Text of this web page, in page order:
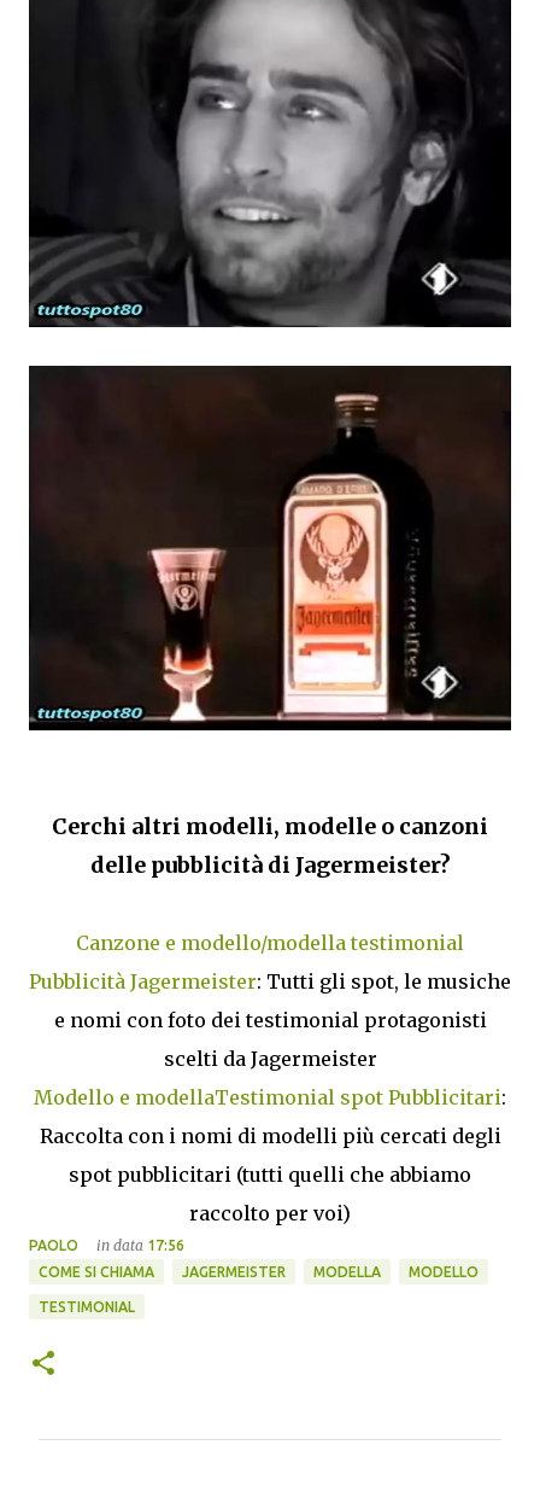
Cerchi altri modelli, modelle o canzoni
delle pubblicità di Jagermeister?
Canzone e modello/modella testimonial
Pubblicità Jagermeister: Tutti gli spot, le musiche
e nomi con foto dei testimonial protagonisti
scelti da Jagermeister
Modello e modellaTestimonial spot Pubblicitari:
Raccolta con i nomi di modelli più cercati degli
spot pubblicitari (tutti quelli che abbiamo
raccolto per voi)
PAOLO in data 17:56
COME SI CHIAMA
JAGERMEISTER MODELLA MODELLO
TESTIMONIAL